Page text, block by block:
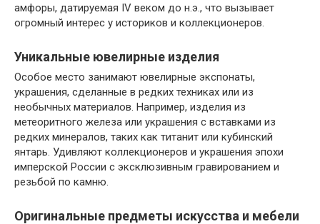
амфоры, датируемая IV веком до н.э., что вызывает
огромный интерес у историков и коллекционеров.
Уникальные ювелирные изделия
Особое место занимают ювелирные экспонаты,
украшения, сделанные в редких техниках или из
необычных материалов. Например, изделия из
метеоритного железа или украшения с вставками из
редких минералов, таких как титанит или кубинский
янтарь. Удивляют коллекционеров и украшения эпохи
имперской России с эксклюзивным гравированием и
резьбой по камню.
Оригинальные предметы искусства и мебели